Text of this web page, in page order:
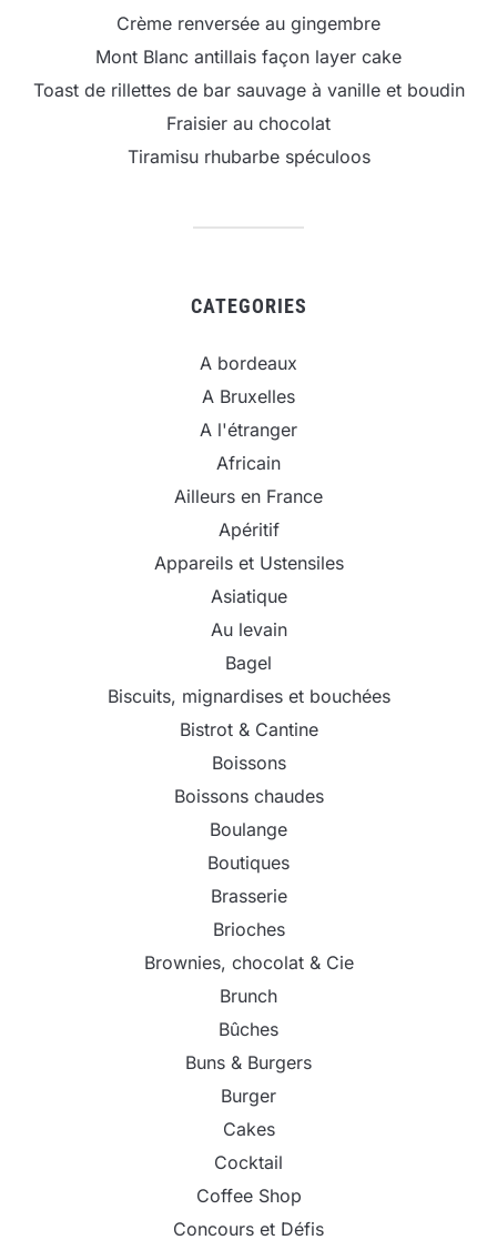
Crème renversée au gingembre
Mont Blanc antillais façon layer cake
Toast de rillettes de bar sauvage à vanille et boudin
Fraisier au chocolat
Tiramisu rhubarbe spéculoos
CATEGORIES
A bordeaux
A Bruxelles
A l'étranger
Africain
Ailleurs en France
Apéritif
Appareils et Ustensiles
Asiatique
Au levain
Bagel
Biscuits, mignardises et bouchées
Bistrot & Cantine
Boissons
Boissons chaudes
Boulange
Boutiques
Brasserie
Brioches
Brownies, chocolat & Cie
Brunch
Bûches
Buns & Burgers
Burger
Cakes
Cocktail
Coffee Shop
Concours et Défis